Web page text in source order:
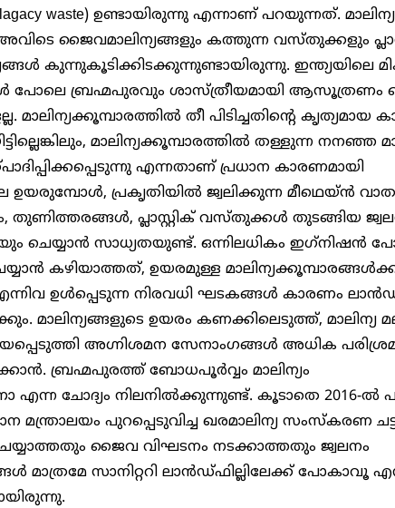
waste) ഉണ്ടായിരുന്നു എന്നാണ് പറയുന്നത്.
ജൈവമാലിന്യങ്ങളും കത്തുന്ന വസ്തുക്കളും
കുന്നുകൂടിക്കിടക്കുന്നുണ്ടായിരുന്നു. ഇന്ത്യയിലെ
പോലെ ബ്രഹ്മപുരവും ശാസ്ത്രീയമായി ആസൂത്രണം
മാലിന്യക്കൂമ്പാരത്തിൽ തീ പിടിച്ചതിന്റെ കൃത്യമായ
മാലിന്യക്കൂമ്പാരത്തിൽ തള്ളുന്ന നനഞ്ഞ
എന്നതാണ് പ്രധാന കാരണമായി
ഉയരുമ്പോൾ, പ്രകൃതിയിൽ ജ്വലിക്കുന്ന മീഥെയ്ൻ
തുണിത്തരങ്ങൾ, പ്ലാസ്റ്റിക് വസ്തുക്കൾ തുടങ്ങിയ
ചെയ്യാൻ സാധ്യതയുണ്ട്. ഒന്നിലധികം ഇഗ്‌നിഷൻ
കഴിയാത്തത്, ഉയരമുള്ള
ഉൾപ്പെടുന്ന നിരവധി ഘടകങ്ങൾ കാരണം
മാലിന്യങ്ങളുടെ ഉയരം കണക്കിലെടുത്ത്, മാലിന്യ
അഗ്നിശമന സേനാംഗങ്ങൾ അധിക
ബ്രഹ്മപുരത്ത് ബോധപൂർവ്വം മാലിന്യം
എന്ന ചോദ്യം നിലനിൽക്കുന്നുണ്ട്. കൂടാതെ 2016-ൽ
മന്ത്രാലയം പുറപ്പെടുവിച്ച ഖരമാലിന്യ സംസ്‌കരണ
ജൈവ വിഘടനം നടക്കാത്തതും ജ്വലനം
മാത്രമേ സാനിറ്ററി ലാൻഡ്‌ഫില്ലിലേക്ക് പോകാവൂ